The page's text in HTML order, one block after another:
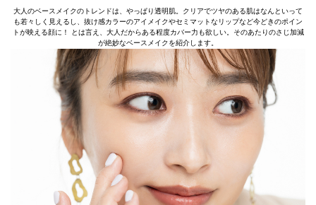
大人のベースメイクのトレンドは、やっぱり透明肌。クリアでツヤのある肌はなんといって
も若々しく見えるし、抜け感カラーのアイメイクやセミマットなリップなど今どきのポイン
トが映える顔に！ とは言え、大人だからある程度カバー力も欲しい。そのあたりのさじ加減
が絶妙なベースメイクを紹介します。